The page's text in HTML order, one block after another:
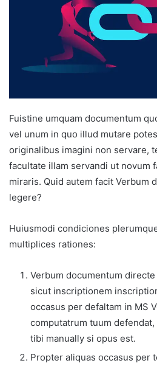
Fuistine umquam documentum
vel unum in quo illud mutare
originalibus imagini non servare,
facultate illam servandi ut novum
miraris. Quid autem facit Verbum
legere?
Huiusmodi condiciones
multiplices rationes:
Verbum documentum
sicut inscriptionem
occasus per defaltam in MS
computatrum tuum
tibi manually si opus est.
Propter aliquas occasus per